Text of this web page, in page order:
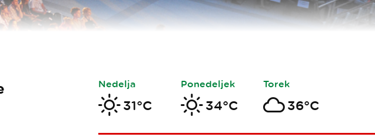
Nedelja
31°C
Ponedeljek
34°C
Torek
36°C